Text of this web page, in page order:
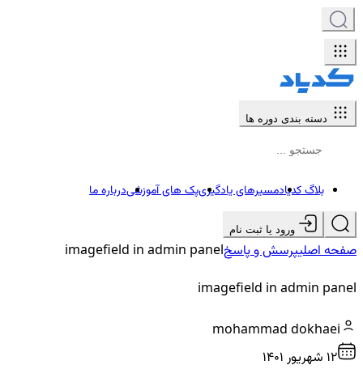
دسته بندی دوره ها
بلاگ کدیادمسیرهای یادگیریپک های آموزشیدرباره ما
ورود یا ثبت نام
صفحه اصلیپرسش و پاسخimagefield in admin panel
imagefield in admin panel
mohammad dokhaei
12 شهريور ۱۴۰۱